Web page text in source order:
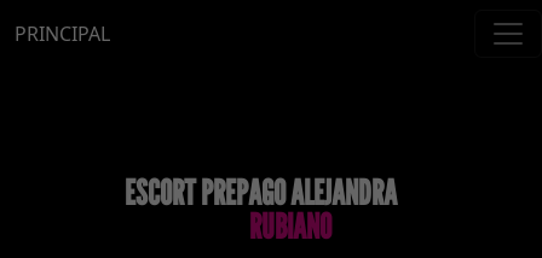
PRINCIPAL
ESCORT PREPAGO ALEJANDRA
RUBIANO